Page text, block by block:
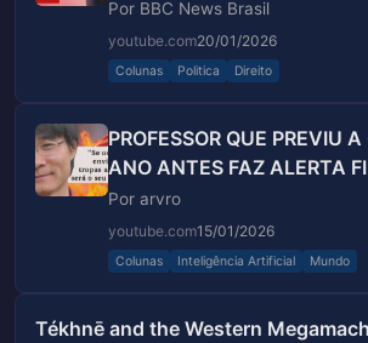
Por BBC News Brasil
youtube.com20/01/2026
Colunas Politica Direito
PROFESSOR QUE PREVIU
ANO ANTES FAZ ALERTA
Por arvro
youtube.com15/01/2026
Colunas Inteligência Artificial Mundo
Tékhnē and the Western